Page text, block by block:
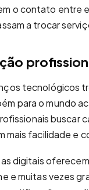
o contato entre
a trocar
tecnológicos
para o mundo
buscar
mais facilidade e
digitais
e muitas vezes